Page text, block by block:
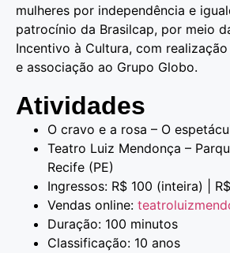
mulheres por independência e
patrocínio da Brasilcap, por meio
Incentivo à Cultura, com
e associação ao Grupo Globo.
Atividades
O cravo e a rosa – O
Teatro Luiz Mendonça –
Recife (PE)
Ingressos: R$ 100 (inteira) |
Vendas online:
Duração: 100 minutos
Classificação: 10 anos